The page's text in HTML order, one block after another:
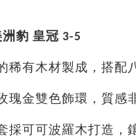
豹 皇冠 3-5
稀有木材製成，搭配
瑰金雙色飾環，質感
採可可波羅木打造，